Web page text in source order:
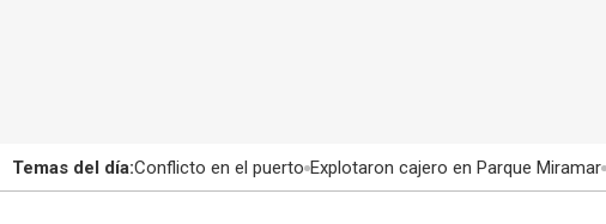
Temas del día:Conflicto en el puerto Explotaron cajero en Parque Miramar